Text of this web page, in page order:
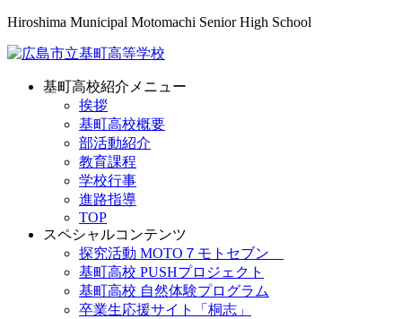
Hiroshima Municipal Motomachi Senior High School
基町高校紹介メニュー
挨拶
基町高校概要
部活動紹介
教育課程
学校行事
進路指導
TOP
スペシャルコンテンツ
探究活動 MOTO７モトセブン
基町高校 PUSHプロジェクト
基町高校 自然体験プログラム
卒業生応援サイト「桐志」